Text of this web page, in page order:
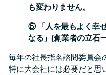
も変わりません。
⑤ 「人を最もよく幸
なる」(創業者の立石
毎年の社長指名諮問委員会
特に大会社には必要だと思